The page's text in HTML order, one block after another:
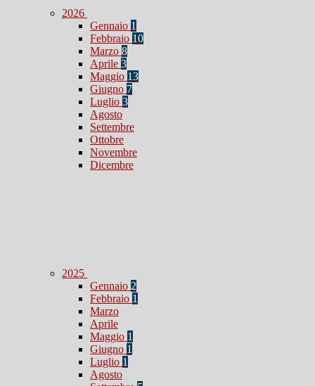
2026
Gennaio 1
Febbraio 10
Marzo 8
Aprile 3
Maggio 13
Giugno 7
Luglio 3
Agosto
Settembre
Ottobre
Novembre
Dicembre
2025
Gennaio 2
Febbraio 1
Marzo
Aprile
Maggio 1
Giugno 1
Luglio 1
Agosto